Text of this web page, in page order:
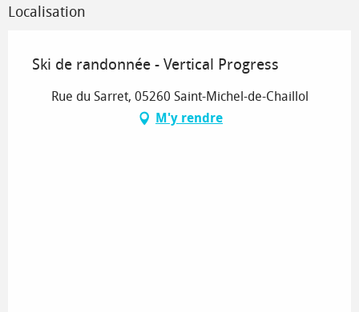
Localisation
Ski de randonnée - Vertical Progress
Rue du Sarret, 05260 Saint-Michel-de-Chaillol
M'y rendre